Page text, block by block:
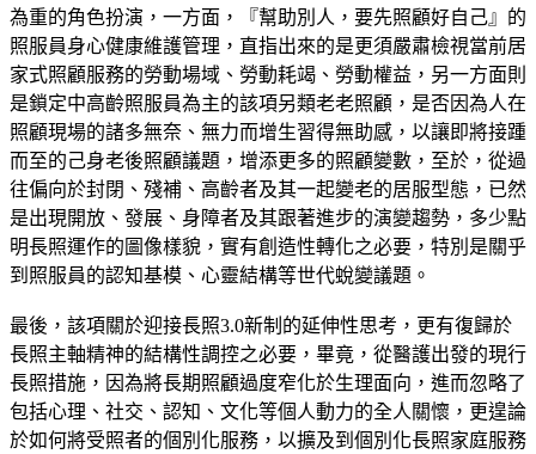
為重的角色扮演，一方面，『幫助別人，要先照顧好自己』的
照服員身心健康維護管理，直指出來的是更須嚴肅檢視當前居
家式照顧服務的勞動場域、勞動耗竭、勞動權益，另一方面則
是鎖定中高齡照服員為主的該項另類老老照顧，是否因為人在
照顧現場的諸多無奈、無力而增生習得無助感，以讓即將接踵
而至的己身老後照顧議題，增添更多的照顧變數，至於，從過
往偏向於封閉、殘補、高齡者及其一起變老的居服型態，已然
是出現開放、發展、身障者及其跟著進步的演變趨勢，多少點
明長照運作的圖像樣貌，實有創造性轉化之必要，特別是關乎
到照服員的認知基模、心靈結構等世代蛻變議題。
最後，該項關於迎接長照3.0新制的延伸性思考，更有復歸於
長照主軸精神的結構性調控之必要，畢竟，從醫護出發的現行
長照措施，因為將長期照顧過度窄化於生理面向，進而忽略了
包括心理、社交、認知、文化等個人動力的全人關懷，更遑論
於如何將受照者的個別化服務，以擴及到個別化長照家庭服務